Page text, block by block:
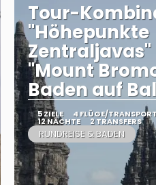
Tour-
"Höhepunkte
Zentraljavas"
"Mount
Baden auf
5 ZIELE 4 FLÜGE/
12 NÄCHTE 2 TRANSFERS
RUNDREISE & BADEN